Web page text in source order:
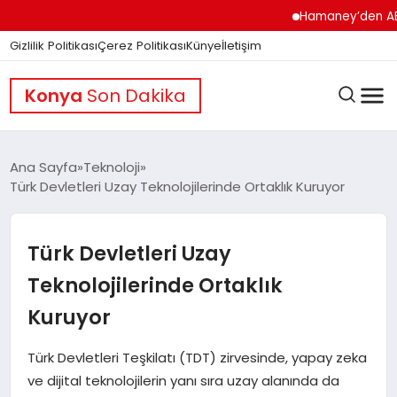
Hamaney’den
Gizlilik PolitikasıÇerez PolitikasıKünyeİletişim
Konya Son Dakika
GÜNDEM
DÜNYA
Ana Sayfa Teknoloji
Türk Devletleri Uzay Teknolojilerinde Ortaklık Kuruyor
Türk Devletleri Uzay
Teknolojilerinde Ortaklık
Kuruyor
Türk Devletleri Teşkilatı (TDT) zirvesinde, yapay zeka
ve dijital teknolojilerin yanı sıra uzay alanında da